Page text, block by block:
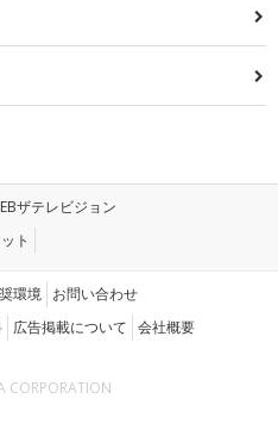
ザテレビジョン
ト
環境 お問い合わせ
広告掲載について 会社概要
CORPORATION